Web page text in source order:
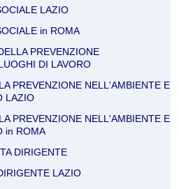
LAZIO
in ROMA
PREVENZIONE
DI LAVORO
PREVENZIONE NELL'AMBIENTE E
LAZIO
PREVENZIONE NELL'AMBIENTE E
in ROMA
DIRIGENTE
LAZIO